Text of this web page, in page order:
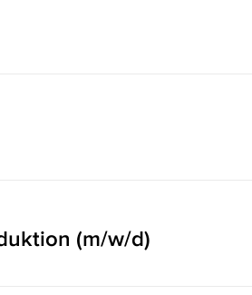
(m/w/d)